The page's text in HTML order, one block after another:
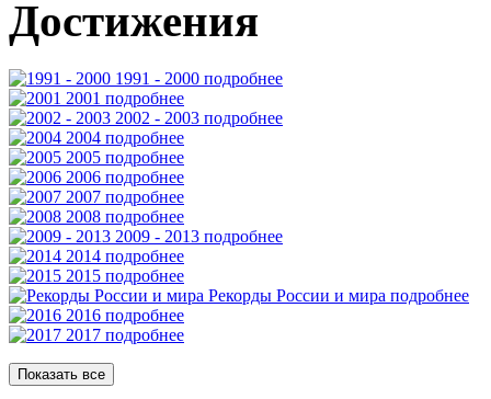
Достижения
1991 - 2000 подробнее
2001 подробнее
2002 - 2003 подробнее
2004 подробнее
2005 подробнее
2006 подробнее
2007 подробнее
2008 подробнее
2009 - 2013 подробнее
2014 подробнее
2015 подробнее
Рекорды России и мира подробнее
2016 подробнее
2017 подробнее
Показать все